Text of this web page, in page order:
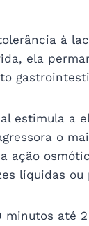
à
ela
estimula a
o
ação
líquidas ou
até